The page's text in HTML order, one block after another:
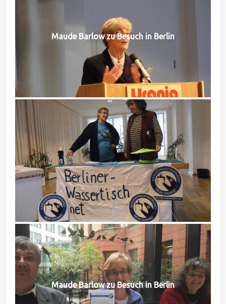
Maude Barlow zu Besuch in Berlin
Maude Barlow zu Besuch in Berlin